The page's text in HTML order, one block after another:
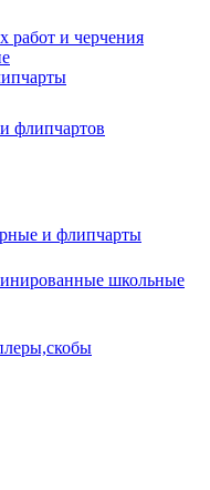
работ и черчения
флипчартов
и флипчарты
школьные